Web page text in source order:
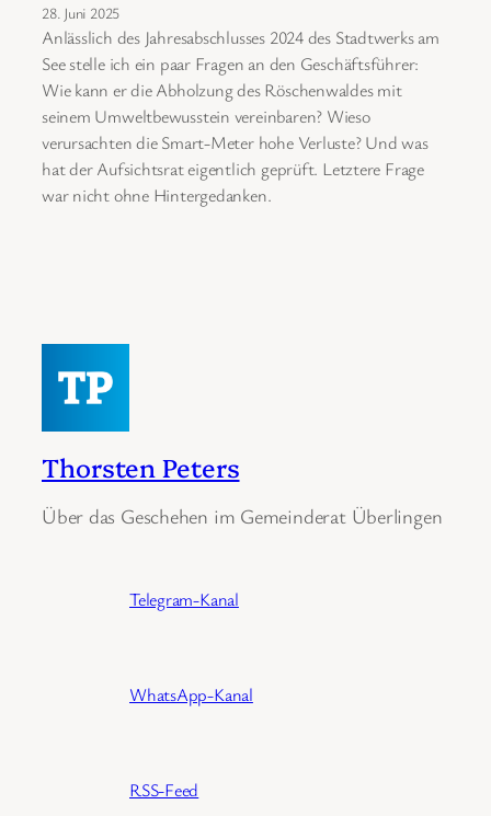
28. Juni 2025
Anlässlich des Jahresabschlusses 2024 des Stadtwerks am
See stelle ich ein paar Fragen an den Geschäftsführer:
Wie kann er die Abholzung des Röschenwaldes mit
seinem Umweltbewusstein vereinbaren? Wieso
verursachten die Smart-Meter hohe Verluste? Und was
hat der Aufsichtsrat eigentlich geprüft. Letztere Frage
war nicht ohne Hintergedanken.
Thorsten Peters
Über das Geschehen im Gemeinderat Überlingen
Telegram-Kanal
WhatsApp-Kanal
RSS-Feed